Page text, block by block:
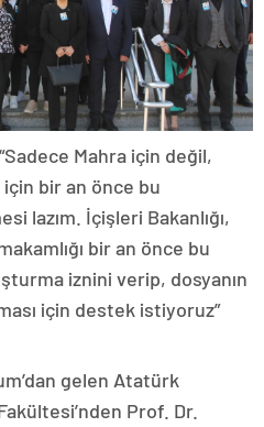
Mahra için değil,
için bir an önce bu
lazım. İçişleri Bakanlığı,
bir an önce bu
iznini verip, dosyanın
için destek istiyoruz”
gelen Atatürk
Prof. Dr.